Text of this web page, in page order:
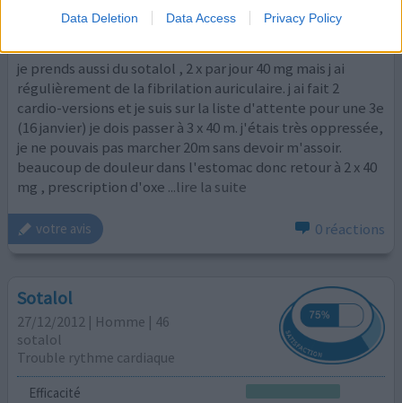
Data Deletion Data Access Privacy Policy
Quantité effets secondaires
je prends aussi du sotalol , 2 x par jour 40 mg mais j ai
régulièrement de la fibrilation auriculaire. j ai fait 2
cardio-versions et je suis sur la liste d'attente pour une 3e
(16 janvier) je dois passer à 3 x 40 m. j'étais très oppressée,
je ne pouvais pas marcher 20m sans devoir m'assoir.
beaucoup de douleur dans l'estomac donc retour à 2 x 40
mg , prescription d'oxe ...lire la suite
votre avis 0 réactions
Sotalol
27/12/2012 | Homme | 46
sotalol
Trouble rythme cardiaque
Efficacité